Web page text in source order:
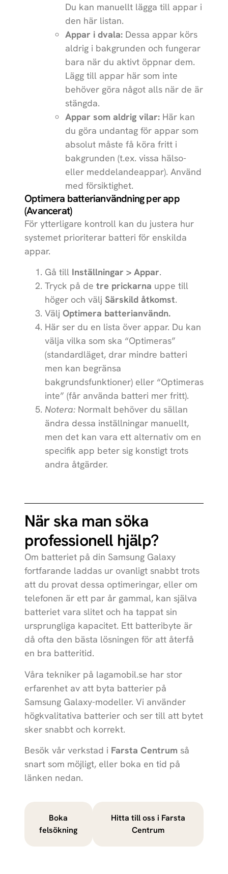
Du kan manuellt lägga till appar i
den här listan.
Appar i dvala: Dessa appar körs
aldrig i bakgrunden och fungerar
bara när du aktivt öppnar dem.
Lägg till appar här som inte
behöver göra något alls när de är
stängda.
Appar som aldrig vilar: Här kan
du göra undantag för appar som
absolut måste få köra fritt i
bakgrunden (t.ex. vissa hälso-
eller meddelandeappar). Använd
med försiktighet.
Optimera batterianvändning per app
(Avancerat)
För ytterligare kontroll kan du justera hur
systemet prioriterar batteri för enskilda
appar.
Gå till Inställningar > Appar.
Tryck på de tre prickarna uppe till
höger och välj Särskild åtkomst.
Välj Optimera batterianvändn.
Här ser du en lista över appar. Du kan
välja vilka som ska “Optimeras”
(standardläget, drar mindre batteri
men kan begränsa
bakgrundsfunktioner) eller “Optimeras
inte” (får använda batteri mer fritt).
Notera: Normalt behöver du sällan
ändra dessa inställningar manuellt,
men det kan vara ett alternativ om en
specifik app beter sig konstigt trots
andra åtgärder.
När ska man söka
professionell hjälp?
Om batteriet på din Samsung Galaxy
fortfarande laddas ur ovanligt snabbt trots
att du provat dessa optimeringar, eller om
telefonen är ett par år gammal, kan själva
batteriet vara slitet och ha tappat sin
ursprungliga kapacitet. Ett batteribyte är
då ofta den bästa lösningen för att återfå
en bra batteritid.
Våra tekniker på lagamobil.se har stor
erfarenhet av att byta batterier på
Samsung Galaxy-modeller. Vi använder
högkvalitativa batterier och ser till att bytet
sker snabbt och korrekt.
Besök vår verkstad i Farsta Centrum så
snart som möjligt, eller boka en tid på
länken nedan.
Boka
felsökning
Hitta till oss i Farsta
Centrum